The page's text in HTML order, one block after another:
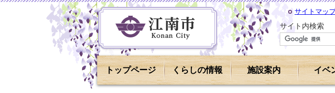
サイトマッ
サイト内検索
トップページ くらしの情報 施設案内 イベ